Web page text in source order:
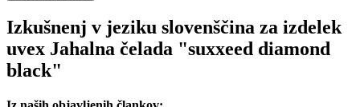
Izkušnenj v jeziku slovenščina za izdelek
uvex Jahalna čelada "suxxeed diamond
black"